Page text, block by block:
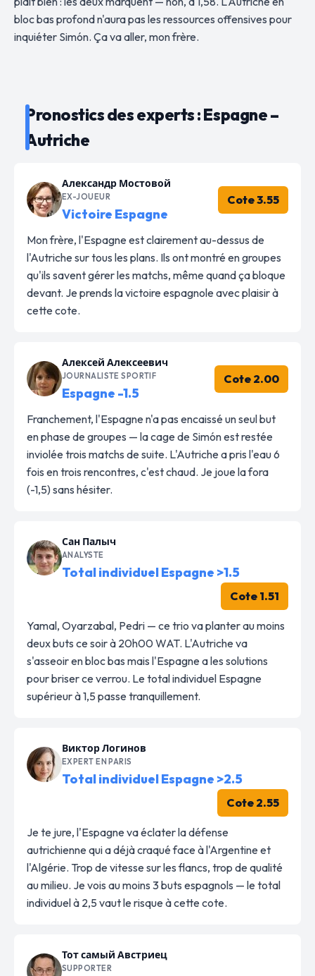
bloc bas profond n'aura pas les ressources offensives pour
inquiéter Simón. Ça va aller, mon frère.
Pronostics des experts : Espagne –
Autriche
Александр Мостовой
EX-JOUEUR
Victoire Espagne
Cote 3.55
Mon frère, l'Espagne est clairement au-dessus de
l'Autriche sur tous les plans. Ils ont montré en groupes
qu'ils savent gérer les matchs, même quand ça bloque
devant. Je prends la victoire espagnole avec plaisir à
cette cote.
Алексей Алексеевич
JOURNALISTE SPORTIF
Espagne -1.5
Cote 2.00
Franchement, l'Espagne n'a pas encaissé un seul but
en phase de groupes — la cage de Simón est restée
inviolée trois matchs de suite. L'Autriche a pris l'eau 6
fois en trois rencontres, c'est chaud. Je joue la fora
(-1,5) sans hésiter.
Сан Палыч
ANALYSTE
Total individuel Espagne >1.5
Cote 1.51
Yamal, Oyarzabal, Pedri — ce trio va planter au moins
deux buts ce soir à 20h00 WAT. L'Autriche va
s'asseoir en bloc bas mais l'Espagne a les solutions
pour briser ce verrou. Le total individuel Espagne
supérieur à 1,5 passe tranquillement.
Виктор Логинов
EXPERT EN PARIS
Total individuel Espagne >2.5
Cote 2.55
Je te jure, l'Espagne va éclater la défense
autrichienne qui a déjà craqué face à l'Argentine et
l'Algérie. Trop de vitesse sur les flancs, trop de qualité
au milieu. Je vois au moins 3 buts espagnols — le total
individuel à 2,5 vaut le risque à cette cote.
Тот самый Австриец
SUPPORTER